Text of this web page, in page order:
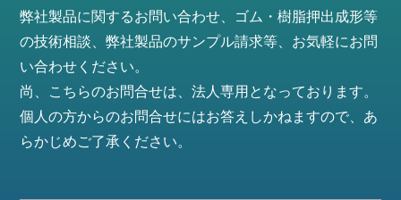
弊社製品に関するお問い合わせ、ゴム・樹脂押出成形等
の技術相談、弊社製品のサンプル請求等、お気軽にお問
い合わせください。
尚、こちらのお問合せは、法人専用となっております。
個人の方からのお問合せにはお答えしかねますので、あ
らかじめご了承ください。